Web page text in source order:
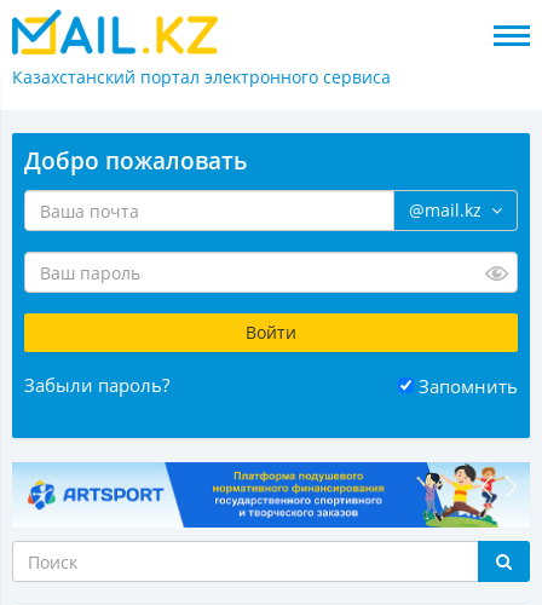
Казахстанский портал электронного сервиса
Добро пожаловать
@mail.kz
Забыли пароль? Запомнить